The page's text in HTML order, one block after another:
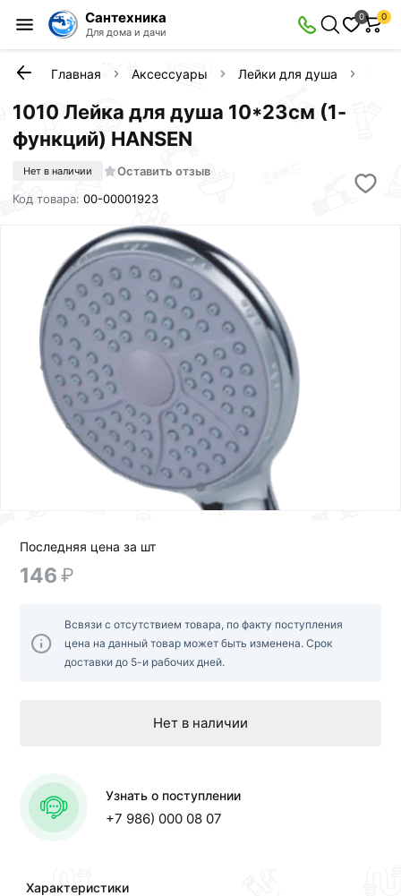
Сантехника
Для дома и дачи
0 0
Главная Аксессуары Лейки для душа
1010 Лейка для душа 10*23см (1-
функций) HANSEN
Нет в наличии
Оставить отзыв
Код товара:00-00001923
Характеристики
Последняя цена за шт
146 ₽
Всвязи с отсутствием товара, по факту поступления
цена на данный товар может быть изменена. Срок
доставки до 5-и рабочих дней.
Нет в наличии
Узнать о поступлении
+7 986) 000 08 07